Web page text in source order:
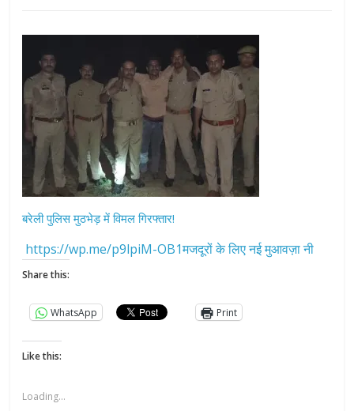
बरेली पुलिस मुठभेड़ में विमल गिरफ्तार!
https://wp.me/p9lpiM-OB1मजदूरों के लिए नई मुआवज़ा नी
Share this:
WhatsApp Print
Like this:
Loading...